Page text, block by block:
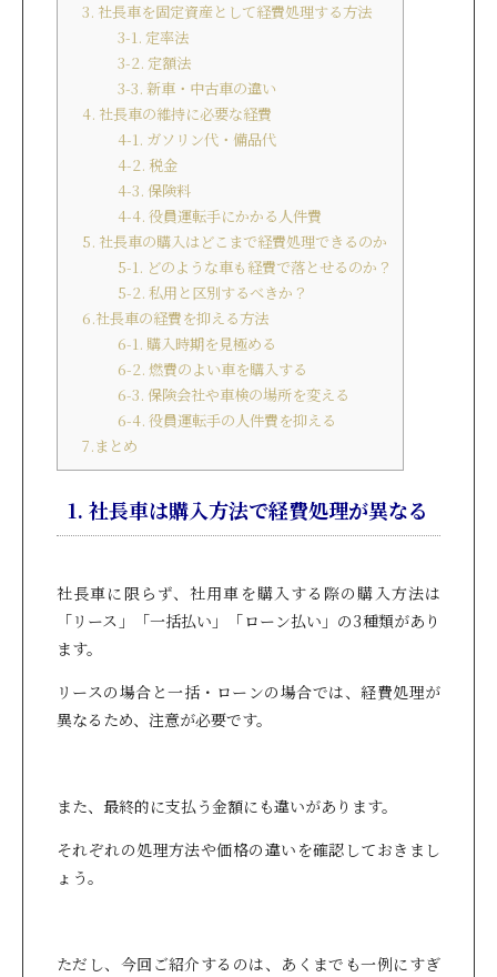
3. 社長車を固定資産として経費処理する方法
3-1. 定率法
3-2. 定額法
3-3. 新車・中古車の違い
4. 社長車の維持に必要な経費
4-1. ガソリン代・備品代
4-2. 税金
4-3. 保険料
4-4. 役員運転手にかかる人件費
5. 社長車の購入はどこまで経費処理できるのか
5-1. どのような車も経費で落とせるのか？
5-2. 私用と区別するべきか？
6.社長車の経費を抑える方法
6-1. 購入時期を見極める
6-2. 燃費のよい車を購入する
6-3. 保険会社や車検の場所を変える
6-4. 役員運転手の人件費を抑える
7.まとめ
1. 社長車は購入方法で経費処理が異なる
社長車に限らず、社用車を購入する際の購入方法は
「リース」「一括払い」「ローン払い」の3種類があり
ます。
リースの場合と一括・ローンの場合では、経費処理が
異なるため、注意が必要です。
また、最終的に支払う金額にも違いがあります。
それぞれの処理方法や価格の違いを確認しておきまし
ょう。
ただし、今回ご紹介するのは、あくまでも一例にすぎ